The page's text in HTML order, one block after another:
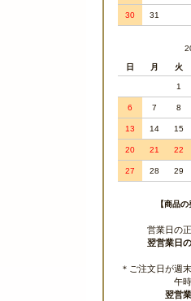
30 31
日 月 火
1
6 7 8
13 14 15
20 21 22
27 28 29
【商品
営業日の
翌営業日
＊ご注文日が週
午
翌営